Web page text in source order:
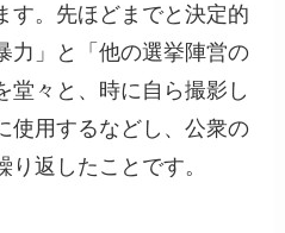
す。先ほどまでと決定的
力」と「他の選挙陣営の
堂々と、時に自ら撮影し
使用するなどし、公衆の
返したことです。